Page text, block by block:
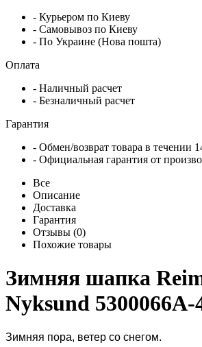
- Курьером по Киеву
- Самовывоз по Киеву
- По Украине (Нова пошта)
Оплата
- Наличный расчет
- Безналичный расчет
Гарантия
- Обмен/возврат товара в течении
- Официальная гарантия от
Все
Описание
Доставка
Гарантия
Отзывы (0)
Похожие товары
Зимняя шапка
Nyksund 5300066A-
Зимняя пора, ветер со снегом.